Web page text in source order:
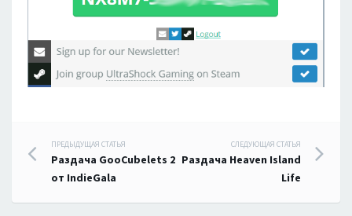
Навигация
по
ПРЕДЫДУЩАЯ СТАТЬЯ
Раздача GooCubelets 2
от IndieGala
СЛЕДУЮЩАЯ СТАТЬЯ
Раздача Heaven Island
Life